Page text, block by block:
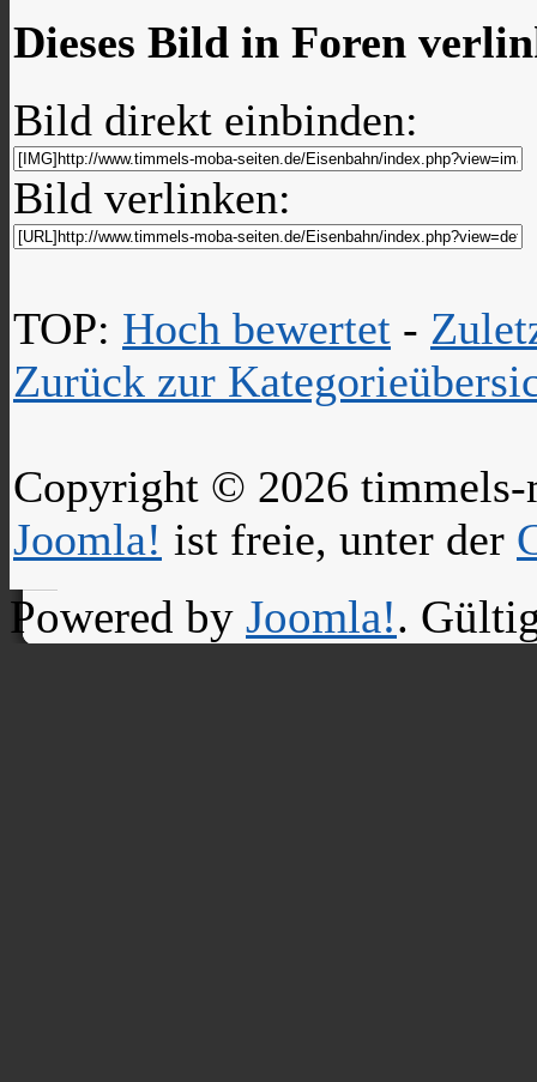
Dieses Bild in Foren
Bild direkt einbinden:
Bild verlinken:
TOP: Hoch bewertet -
Zurück zur
Copyright © 2026 timmels-
Joomla! ist freie, unter der
Powered by Joomla!.